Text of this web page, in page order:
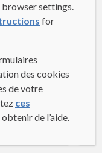
langues secondes
browser settings.
for
des cookies
de votre
ces
de l’aide.